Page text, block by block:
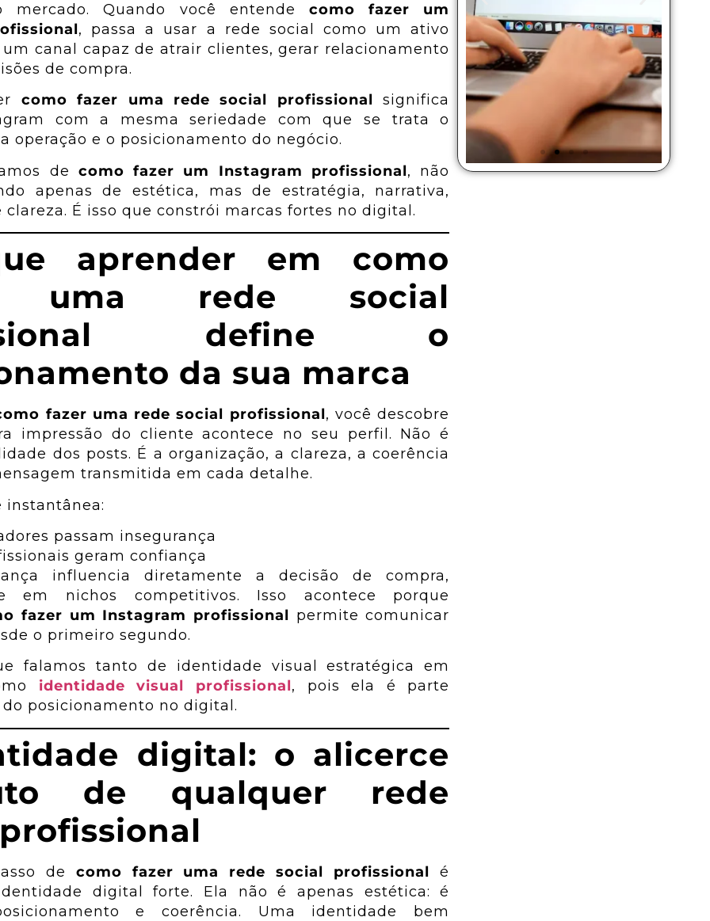
Sites
Sites
profissionalizar
sua empresa no
Saiba Mais
Produção
de Vídeo
Vídeos
institucionais,
mercado. Quando você entende como fazer um
, passa a usar a rede social como um ativo
canal capaz de atrair clientes, gerar relacionamento
de compra.
como fazer uma rede social profissional significa
com a mesma seriedade com que se trata o
operação e o posicionamento do negócio.
de como fazer um Instagram profissional, não
apenas de estética, mas de estratégia, narrativa,
clareza. É isso que constrói marcas fortes no digital.
aprender em como
uma rede social
define o
da sua marca
fazer uma rede social profissional, você descobre
impressão do cliente acontece no seu perfil. Não é
dos posts. É a organização, a clareza, a coerência
transmitida em cada detalhe.
instantânea:
passam insegurança
geram confiança
influencia diretamente a decisão de compra,
em nichos competitivos. Isso acontece porque
fazer um Instagram profissional permite comunicar
o primeiro segundo.
falamos tanto de identidade visual estratégica em
identidade visual profissional, pois ela é parte
posicionamento no digital.
digital: o alicerce
de qualquer rede
de como fazer uma rede social profissional
é
digital forte. Ela não é apenas estética: é
e coerência. Uma identidade bem